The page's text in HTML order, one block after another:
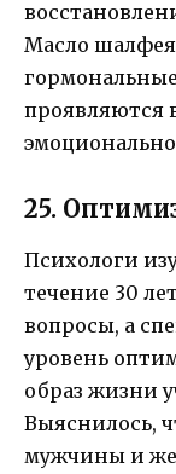
Масло
проявляются
25.
Психологи
течение 30
вопросы, а
уровень
образ жизни
Выяснилось,
мужчины и